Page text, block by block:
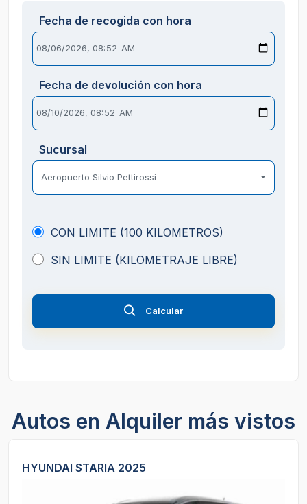
Fecha de recogida con hora
Fecha de devolución con hora
Sucursal
Aeropuerto Silvio Pettirossi
CON LIMITE (100 KILOMETROS)
SIN LIMITE (KILOMETRAJE LIBRE)
Calcular
Autos en Alquiler más vistos
HYUNDAI STARIA 2025